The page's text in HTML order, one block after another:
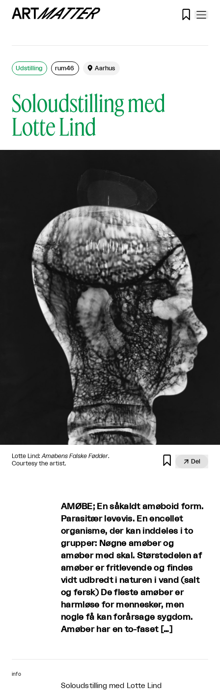

Soloudstilling med
Lotte Lind
Udstilling rum46  Aarhus
Lotte Lind: Amøbens Falske Fødder.
Courtesy the artist.
  Del
AMØBE; En såkaldt amøboid form.
Parasitær levevis. En encellet
organisme, der kan inddeles i to
grupper: Nøgne amøber og
amøber med skal. Størstedelen af
amøber er fritlevende og findes
vidt udbredt i naturen i vand (salt
og fersk) De fleste amøber er
harmløse for mennesker, men
nogle få kan forårsage sygdom.
Amøber har en to-faset […]
info
Soloudstilling med Lotte Lind